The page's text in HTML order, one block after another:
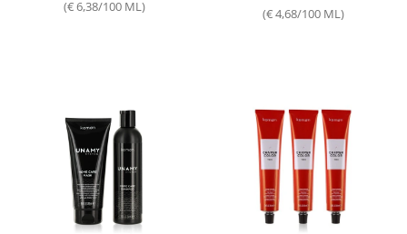
(€ 6,38/100 ML) (€ 4,68/100 ML)